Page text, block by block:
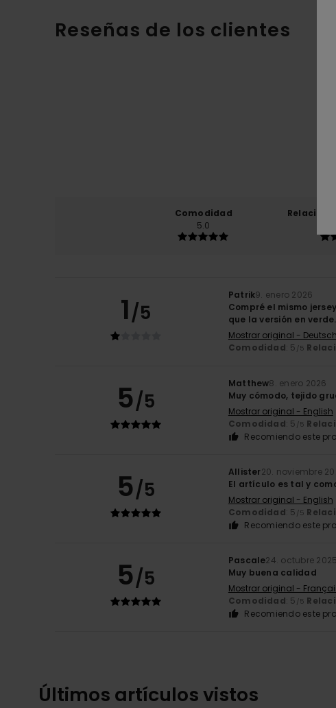
Reseñas de los clientes
Comodidad
5.0
Relación
1/5
Patrik9. enero 2026
Compré el mismo
que la versión en verde.
Mostrar original - Deutsch
Comodidad: 5 /5
5/5
Matthew8. enero 2026
Muy cómodo, tejido
Mostrar original - English
Comodidad: 5 /5
Recomiendo este
5/5
Allister20. noviembre
El artículo es tal y
Mostrar original - English
Comodidad: 5 /5
Recomiendo este
5/5
Pascale24. octubre 2025
Muy buena calidad
Mostrar original -
Comodidad: 5 /5
Recomiendo este
Últimos artículos vistos